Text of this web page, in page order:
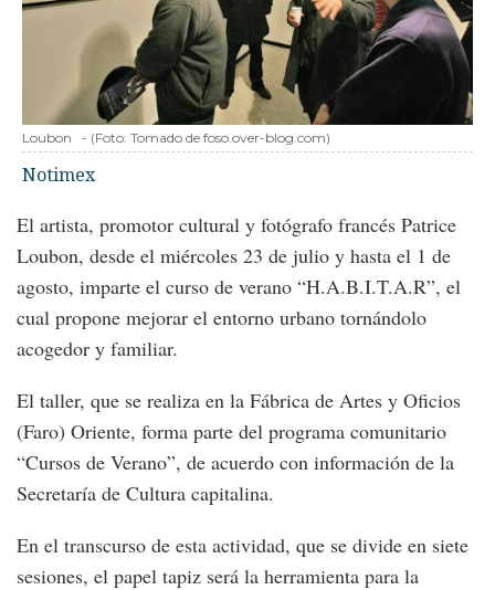
Loubon - (Foto: Tomado de foso.over-blog.com)
Notimex
El artista, promotor cultural y fotógrafo francés Patrice
Loubon, desde el miércoles 23 de julio y hasta el 1 de
agosto, imparte el curso de verano “H.A.B.I.T.A.R”, el
cual propone mejorar el entorno urbano tornándolo
acogedor y familiar.
El taller, que se realiza en la Fábrica de Artes y Oficios
(Faro) Oriente, forma parte del programa comunitario
“Cursos de Verano”, de acuerdo con información de la
Secretaría de Cultura capitalina.
En el transcurso de esta actividad, que se divide en siete
sesiones, el papel tapiz será la herramienta para la